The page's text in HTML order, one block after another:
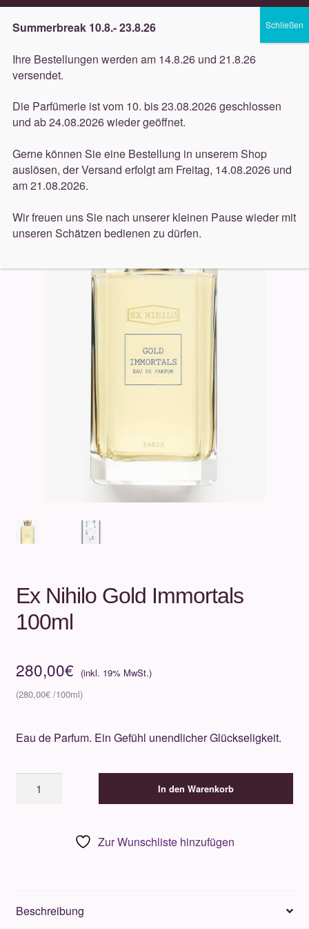
Lieferung innerhalb 3 Werktagen
Navigation
springen
Inhalt
springen
Düfte
öffnen
öffnen
Dekorative
Accessoires
öffnen
Start Düfte Ex Nihilo Ex Nihilo Gold Immortals 100ml
Ex Nihilo Gold Immortals
100ml
280,00€
280,00€
Eau de Parfum. Ein Gefühl unendlicher Glückseligkeit.
Nihilo
In den Warenkorb
Zur Wunschliste hinzufügen
Beschreibung
Summerbreak 10.8.- 23.8.26
Ihre Bestellungen werden am 14.8.26 und 21.8.26
versendet.
Die Parfümerie ist vom 10. bis 23.08.2026 geschlossen
und ab 24.08.2026 wieder geöffnet.
Gerne können Sie eine Bestellung in unserem Shop
auslösen, der Versand erfolgt am Freitag, 14.08.2026 und
am 21.08.2026.
Wir freuen uns Sie nach unserer kleinen Pause wieder mit
unseren Schätzen bedienen zu dürfen.